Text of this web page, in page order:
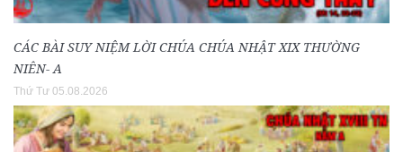
CÁC BÀI SUY NIỆM LỜI CHÚA CHÚA NHẬT XIX THƯỜNG
NIÊN- A
Thứ Tư 05.08.2026